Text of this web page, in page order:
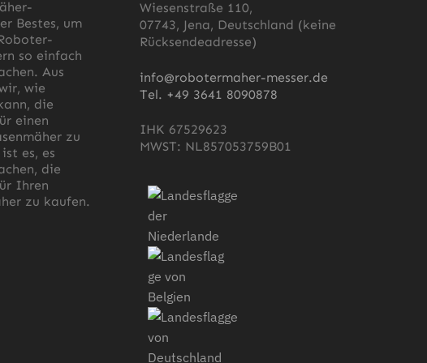
Bestes, um
so einfach
Aus
wie
die
einen
zu
es, es
die
Ihren
zu kaufen.
Wiesenstraße 110,
07743, Jena, Deutschland (keine
Rücksendeadresse)
info@robotermaher-messer.de
Tel. +49 3641 8090878
IHK 67529623
MWST: NL857053759B01